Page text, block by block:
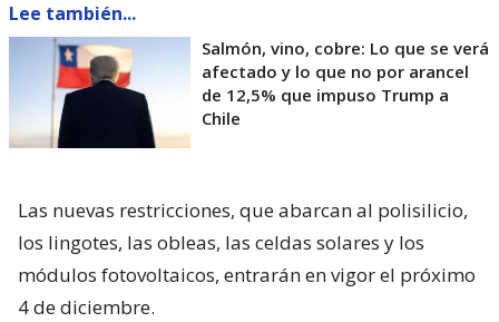
Lee también...
Salmón, vino, cobre: Lo que se verá
afectado y lo que no por arancel
de 12,5% que impuso Trump a
Chile
Las nuevas restricciones, que abarcan al polisilicio,
los lingotes, las obleas, las celdas solares y los
módulos fotovoltaicos, entrarán en vigor el próximo
4 de diciembre.